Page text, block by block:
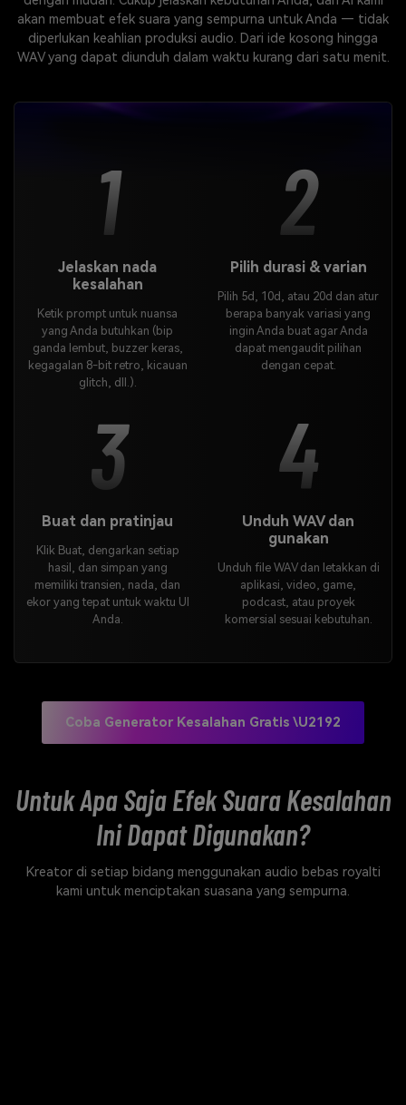
akan membuat efek suara yang sempurna untuk Anda — tidak
diperlukan keahlian produksi audio. Dari ide kosong hingga
WAV yang dapat diunduh dalam waktu kurang dari satu menit.
1
Jelaskan nada
kesalahan
Ketik prompt untuk nuansa
yang Anda butuhkan (bip
ganda lembut, buzzer keras,
kegagalan 8-bit retro, kicauan
glitch, dll.).
2
Pilih durasi & varian
Pilih 5d, 10d, atau 20d dan atur
berapa banyak variasi yang
ingin Anda buat agar Anda
dapat mengaudit pilihan
dengan cepat.
3
Buat dan pratinjau
Klik Buat, dengarkan setiap
hasil, dan simpan yang
memiliki transien, nada, dan
ekor yang tepat untuk waktu UI
Anda.
4
Unduh WAV dan
gunakan
Unduh file WAV dan letakkan di
aplikasi, video, game,
podcast, atau proyek
komersial sesuai kebutuhan.
Coba Generator Kesalahan Gratis \u2192
Untuk Apa Saja Efek Suara Kesalahan
Ini Dapat Digunakan?
Kreator di setiap bidang menggunakan audio bebas royalti
kami untuk menciptakan suasana yang sempurna.